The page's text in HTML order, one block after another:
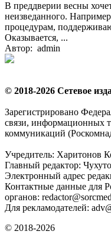
В преддверии весны
неизведанного.
процедурам,
Оказывается, ...
Автор: admin
© 2018-2026 Сетевое
Зарегистрировано
связи, информационных
коммуникаций
Учредитель: Харитонов
Главный редактор:
Электронный адрес
Контактные данные для
органов:
Для рекламодателей:
© 2018-2026